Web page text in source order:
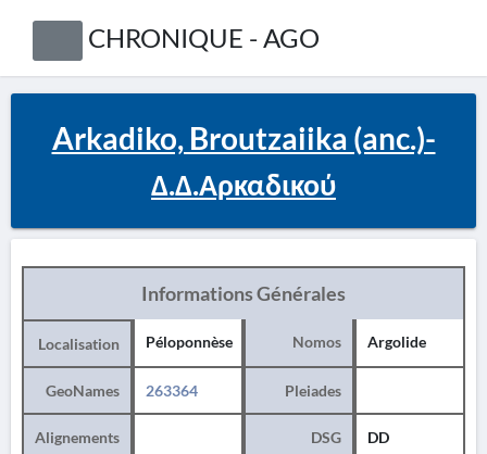
CHRONIQUE - AGO
Arkadiko, Broutzaiika (anc.)-
Δ.Δ.Αρκαδικού
Informations Générales
Localisation Péloponnèse Nomos Argolide
GeoNames 263364 Pleiades
Alignements
DSG DD